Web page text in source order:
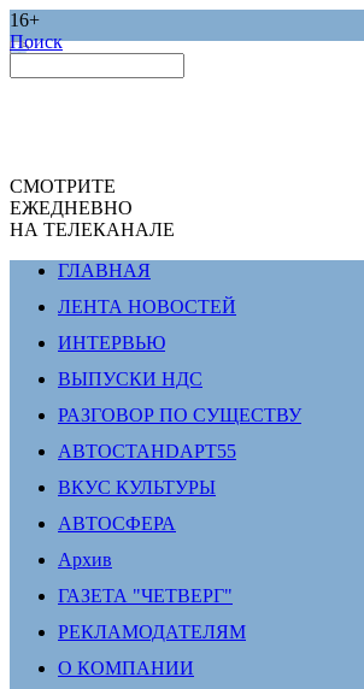
16+
Поиск
СМОТРИТЕ
ЕЖЕДНЕВНО
НА ТЕЛЕКАНАЛЕ
ГЛАВНАЯ
ЛЕНТА НОВОСТЕЙ
ИНТЕРВЬЮ
ВЫПУСКИ НДС
РАЗГОВОР ПО СУЩЕСТВУ
АВТОСТАНDАРТ55
ВКУС КУЛЬТУРЫ
АВТОСФЕРА
Архив
ГАЗЕТА "ЧЕТВЕРГ"
РЕКЛАМОДАТЕЛЯМ
О КОМПАНИИ